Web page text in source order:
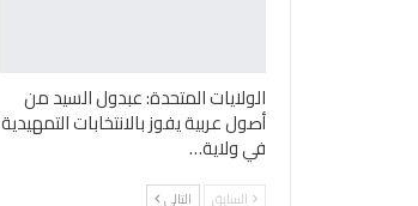
الولايات المتحدة: عبدول السيد من
أصول عربية يفوز بالانتخابات التمهيدية
في ولاية…
السابق التالي